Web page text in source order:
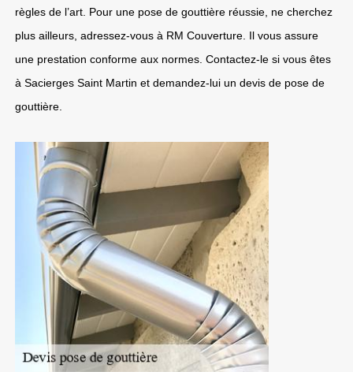
règles de l’art. Pour une pose de gouttière réussie, ne cherchez
plus ailleurs, adressez-vous à RM Couverture. Il vous assure
une prestation conforme aux normes. Contactez-le si vous êtes
à Sacierges Saint Martin et demandez-lui un devis de pose de
gouttière.